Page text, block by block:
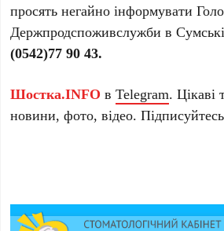
просять негайно інформувати
Держпродспоживслужби в
(0542)77 90 43.
Шостка.INFO вTelegram. Цікаві
новини, фото, відео.